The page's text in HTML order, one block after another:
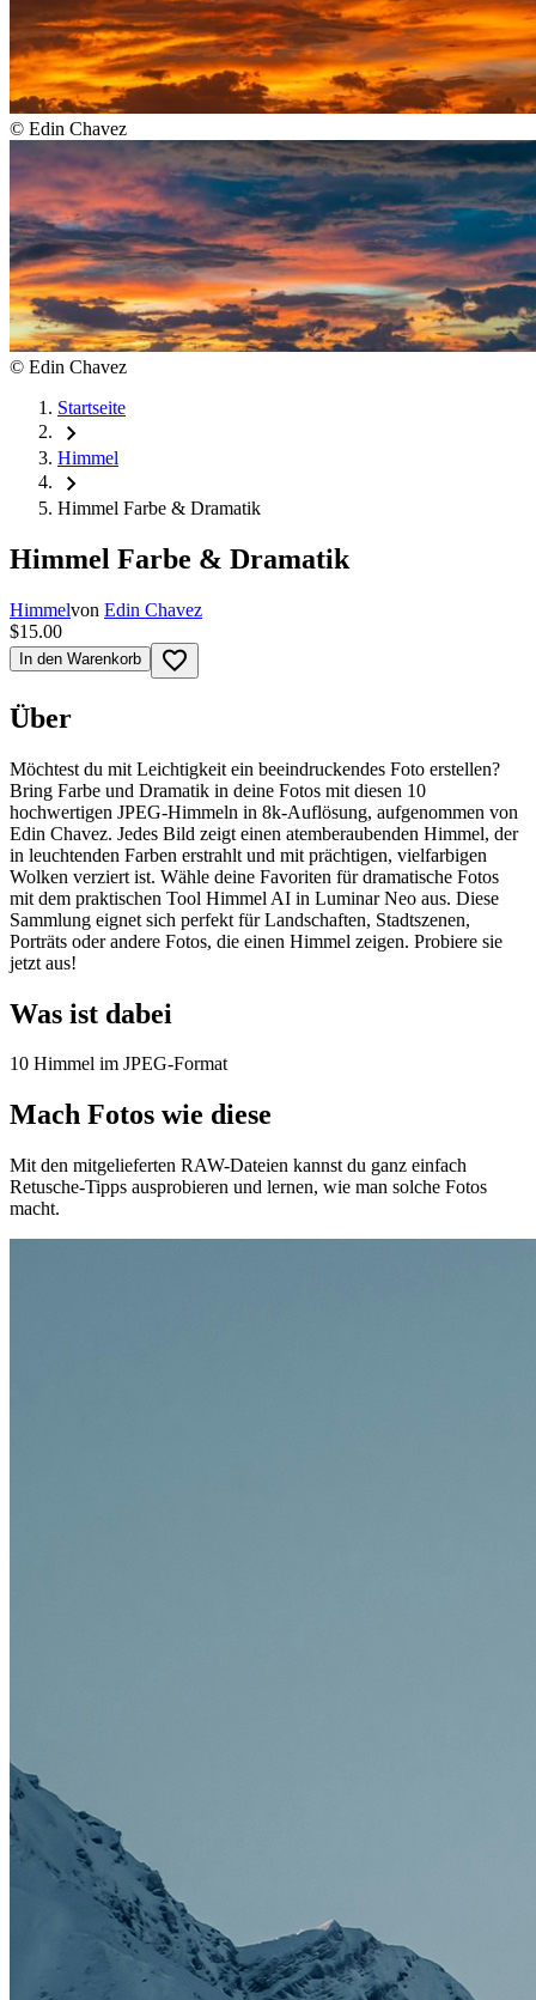
© Edin Chavez
© Edin Chavez
Startseite
chevron_right
Himmel
chevron_right
Himmel Farbe & Dramatik
Himmel Farbe & Dramatik
Himmelvon Edin Chavez
$15.00
In den Warenkorb favorite_border
Über
Möchtest du mit Leichtigkeit ein beeindruckendes Foto erstellen?
Bring Farbe und Dramatik in deine Fotos mit diesen 10
hochwertigen JPEG-Himmeln in 8k-Auflösung, aufgenommen von
Edin Chavez. Jedes Bild zeigt einen atemberaubenden Himmel, der
in leuchtenden Farben erstrahlt und mit prächtigen, vielfarbigen
Wolken verziert ist. Wähle deine Favoriten für dramatische Fotos
mit dem praktischen Tool Himmel AI in Luminar Neo aus. Diese
Sammlung eignet sich perfekt für Landschaften, Stadtszenen,
Porträts oder andere Fotos, die einen Himmel zeigen. Probiere sie
jetzt aus!
Was ist dabei
10 Himmel im JPEG-Format
Mach Fotos wie diese
Mit den mitgelieferten RAW-Dateien kannst du ganz einfach
Retusche-Tipps ausprobieren und lernen, wie man solche Fotos
macht.